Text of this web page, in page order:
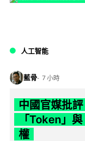
人工智能
藍骨 7 小時
中國官媒批
「Token」
權